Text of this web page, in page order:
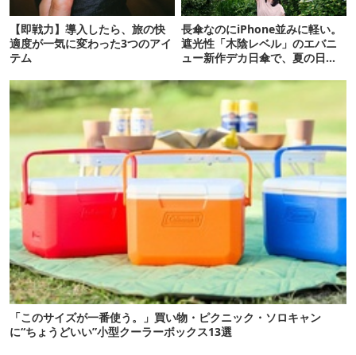
【即戦力】導入したら、旅の快
適度が一気に変わった3つのアイ
テム
長傘なのにiPhone並みに軽い。
遮光性「木陰レベル」のエバニ
ュー新作デカ日傘で、夏の日焼
「このサイズが一番使う。」買い物・ピクニック・ソロキャン
に“ちょうどいい”小型クーラーボックス13選